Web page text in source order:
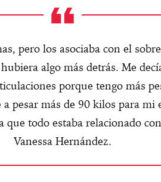
pero los asociaba con el
algo más detrás. Me
porque tengo más
a pesar más de 90 kilos para mi
que todo estaba relacionado
Vanessa Hernández.